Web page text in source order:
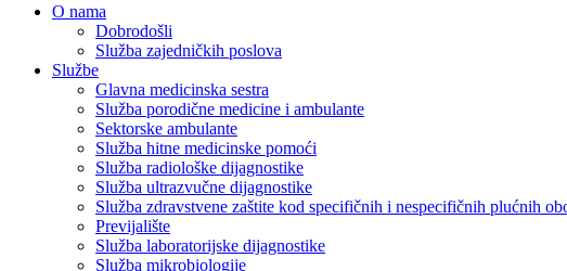
O nama
Dobrodošli
Služba zajedničkih poslova
Službe
Glavna medicinska sestra
Služba porodične medicine i ambulante
Sektorske ambulante
Služba hitne medicinske pomoći
Služba radiološke dijagnostike
Služba ultrazvučne dijagnostike
Služba zdravstvene zaštite kod specifičnih i nespecifičnih plućnih
Previjalište
Služba laboratorijske dijagnostike
Služba mikrobiologije